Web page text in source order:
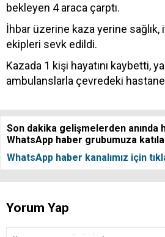
bekleyen 4 araca çarptı.
İhbar üzerine kaza yerine
ekipleri sevk edildi.
Kazada 1 kişi hayatını kaybetti,
ambulanslarla çevredeki
Son dakika gelişmelerden anında
WhatsApp haber grubumuza
WhatsApp haber kanalımız için
Yorum Yap